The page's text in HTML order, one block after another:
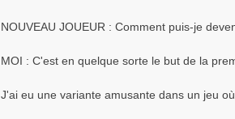
NOUVEAU JOUEUR : Comment puis-je
MOI : C'est en quelque sorte le but de la
J'ai eu une variante amusante dans un jeu